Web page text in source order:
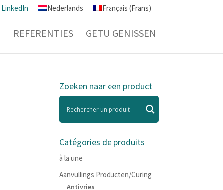
LinkedIn Nederlands Français (Frans)
REFERENTIES GETUIGENISSEN
Zoeken naar een product
Catégories de produits
à la une
Aanvullings Producten/Curing
Antivries